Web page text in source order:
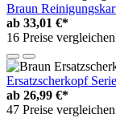
Braun
ab 33,01 €*
16 Preise vergleichen
Ersatzscherkopf
ab 26,99 €*
47 Preise vergleichen